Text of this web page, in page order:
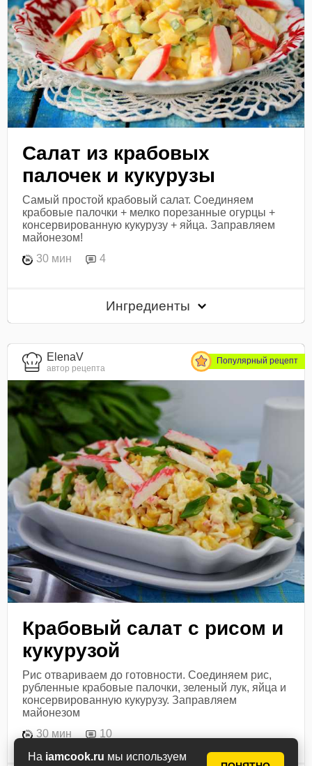
На iamcook.ru мы используем
Салат из крабовых
палочек и кукурузы
Самый простой крабовый салат. Соединяем
крабовые палочки + мелко порезанные огурцы +
консервированную кукурузу + яйца. Заправляем
майонезом!
30 мин
4
Ингредиенты
ElenaV
автор рецепта
Популярный рецепт
Крабовый салат с рисом и
кукурузой
Рис отвариваем до готовности. Соединяем рис,
рубленные крабовые палочки, зеленый лук, яйца и
консервированную кукурузу. Заправляем
майонезом
30 мин
10